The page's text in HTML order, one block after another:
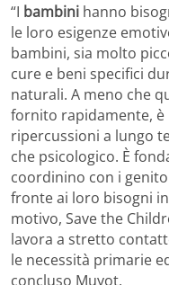
“I bambini hanno
le loro esigenze
bambini, sia molto
cure e beni specifici
naturali. A meno che
fornito rapidamente,
ripercussioni a lungo
che psicologico. È
coordinino con i
fronte ai loro bisogni
motivo, Save the
lavora a stretto
le necessità primarie
concluso Muyot.